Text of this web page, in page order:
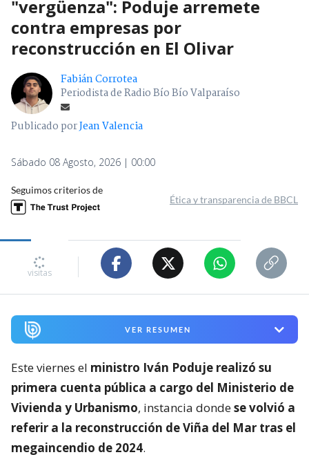
"vergüenza": Poduje arremete
contra empresas por
reconstrucción en El Olivar
Fabián Corrotea
Periodista de Radio Bío Bío Valparaíso
Publicado porJean Valencia
Sábado 08 Agosto, 2026 | 00:00
Seguimos criterios de
Ética y transparencia de BBCL
visitas
VER RESUMEN
Este viernes el ministro Iván Poduje realizó su
primera cuenta pública a cargo del Ministerio de
Vivienda y Urbanismo, instancia dondese volvió a
referir a la reconstrucción de Viña del Mar tras el
megaincendio de 2024.